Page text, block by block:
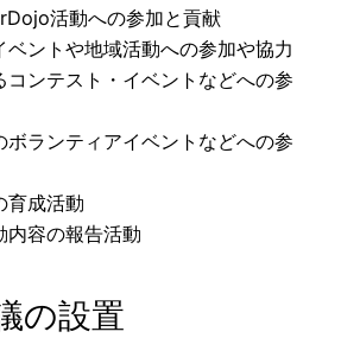
活動への参加と貢献
ベントや地域活動への参加や協力
コンテスト・イベントなどへの参
ボランティアイベントなどへの参
育成活動
内容の報告活動
の設置